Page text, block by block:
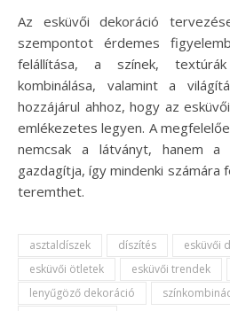
Az esküvői dekoráció
szempontot érdemes
felállítása, a színek,
kombinálása, valamint a
hozzájárul ahhoz, hogy az
emlékezetes legyen. A
nemcsak a látványt, hanem a
gazdagítja, így mindenki
teremthet.
asztaldíszek díszítés
esküvői
esküvői ötletek
esküvői trendek
lenyűgöző dekoráció